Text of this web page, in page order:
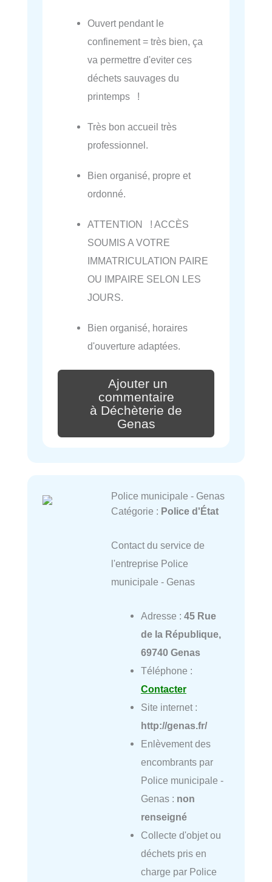
Ouvert pendant le
confinement = très bien, ça
va permettre d'eviter ces
déchets sauvages du
printemps !
Très bon accueil très
professionnel.
Bien organisé, propre et
ordonné.
ATTENTION ! ACCÈS
SOUMIS A VOTRE
IMMATRICULATION PAIRE
OU IMPAIRE SELON LES
JOURS.
Bien organisé, horaires
d'ouverture adaptées.
Ajouter un
commentaire
à Déchèterie de
Genas
Police municipale - Genas
Catégorie : Police d'État
Contact du service de
l'entreprise Police
municipale - Genas
Adresse : 45 Rue
de la République,
69740 Genas
Téléphone :
Contacter
Site internet :
http://genas.fr/
Enlèvement des
encombrants par
Police municipale -
Genas : non
renseigné
Collecte d'objet ou
déchets pris en
charge par Police